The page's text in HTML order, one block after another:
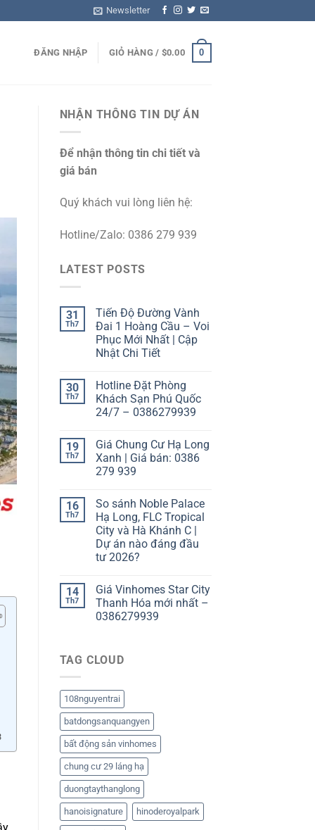
Newsletter
ĐĂNG NHẬP GIỎ HÀNG / $0.00 0
NHẬN THÔNG TIN DỰ ÁN
Để nhận thông tin chi tiết và
giá bán
Quý khách vui lòng liên hệ:
Hotline/Zalo: 0386 279 939
LATEST POSTS
31
Th7
Tiến Độ Đường Vành
Đai 1 Hoàng Cầu – Voi
Phục Mới Nhất | Cập
Nhật Chi Tiết
30
Th7
Hotline Đặt Phòng
Khách Sạn Phú Quốc
24/7 – 0386279939
19
Th7
Giá Chung Cư Hạ Long
Xanh | Giá bán: 0386
279 939
16
Th7
So sánh Noble Palace
Hạ Long, FLC Tropical
City và Hà Khánh C |
Dự án nào đáng đầu
tư 2026?
14
Th7
Giá Vinhomes Star City
Thanh Hóa mới nhất –
0386279939
TAG CLOUD
108nguyentrai
batdongsanquangyen
bất động sản vinhomes
chung cư 29 láng hạ
duongtaythanglong
hanoisignature hinoderoyalpark